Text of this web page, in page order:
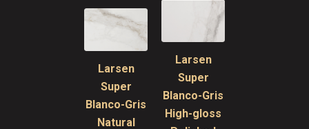
Larsen
Super
Blanco-Gris
Natural
Larsen
Super
Blanco-Gris
High-gloss